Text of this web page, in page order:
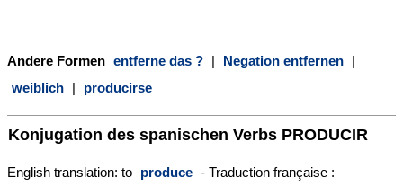
Andere Formen entferne das ? | Negation entfernen |
weiblich | producirse
Konjugation des spanischen Verbs PRODUCIR
English translation: to produce - Traduction française :